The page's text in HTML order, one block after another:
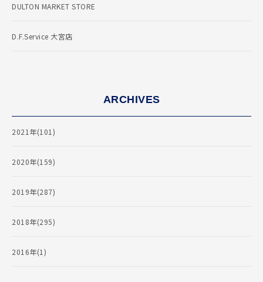
DULTON MARKET STORE
D.F.Service 大宮店
ARCHIVES
2021年(101)
2020年(159)
2019年(287)
2018年(295)
2016年(1)